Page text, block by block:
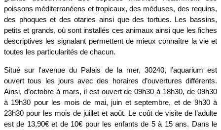
poissons méditerranéens et tropicaux, des méduses, des requins,
des phoques et des otaries ainsi que des tortues. Les bassins,
petits et grands, où sont installés ces animaux ainsi que les fiches
descriptives les signalant permettent de mieux connaître la vie et
toutes les particularités de chacun.
Situé sur l'avenue du Palais de la mer, 30240, l’aquarium est
ouvert tous les jours avec des horaires d’ouvertures différents.
Ainsi, d’octobre à mars, il est ouvert de 09h30 à 18h30, de 09h30
à 19h30 pour les mois de mai, juin et septembre, et de 9h30 à
23h30 pour les mois de juillet et août. Le coût de visite de l’adulte
est de 13,90€ et de 10€ pour les enfants de 5 à 15 ans. Dans le